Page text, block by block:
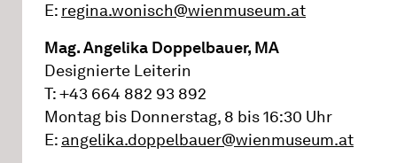
E: regina.wonisch@wienmuseum.at
Mag. Angelika Doppelbauer, MA
Designierte Leiterin
T: +43 664 882 93 892
Montag bis Donnerstag, 8 bis 16:30 Uhr
E: angelika.doppelbauer@wienmuseum.at